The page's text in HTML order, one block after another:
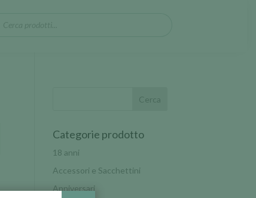
Categorie prodotto
18 anni
Accessori e Sacchettini
Anniversari